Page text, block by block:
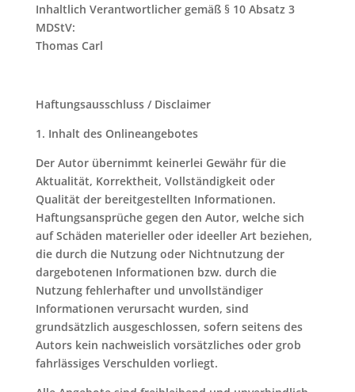
Inhaltlich Verantwortlicher gemäß § 10 Absatz 3
MDStV:
Thomas Carl
Haftungsausschluss / Disclaimer
1. Inhalt des Onlineangebotes
Der Autor übernimmt keinerlei Gewähr für die
Aktualität, Korrektheit, Vollständigkeit oder
Qualität der bereitgestellten Informationen.
Haftungsansprüche gegen den Autor, welche sich
auf Schäden materieller oder ideeller Art beziehen,
die durch die Nutzung oder Nichtnutzung der
dargebotenen Informationen bzw. durch die
Nutzung fehlerhafter und unvollständiger
Informationen verursacht wurden, sind
grundsätzlich ausgeschlossen, sofern seitens des
Autors kein nachweislich vorsätzliches oder grob
fahrlässiges Verschulden vorliegt.